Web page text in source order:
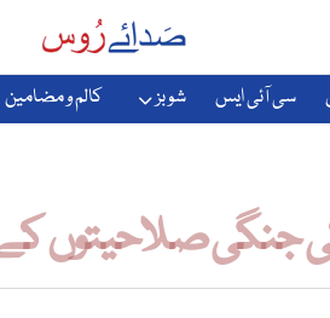
سی آئی ایس شوبز کالم و مضامین
جنگی صلاحیتوں